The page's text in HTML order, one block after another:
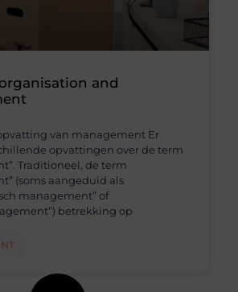
and
van management Er
opvattingen over de term
Traditioneel, de term
(soms aangeduid als
management” of
betrekking op